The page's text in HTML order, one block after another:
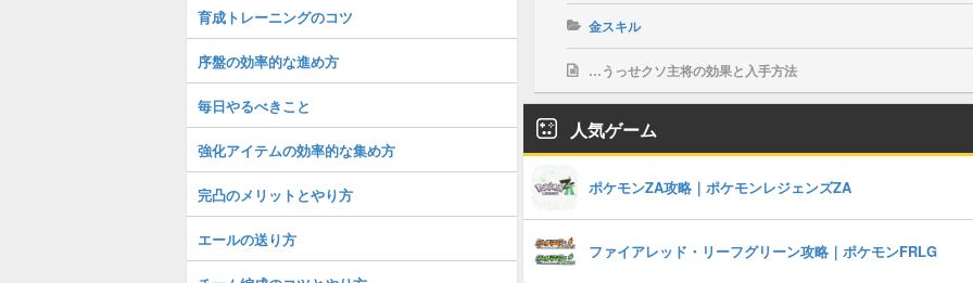
金スキル
…うっせクソ主将の効果と入手方法
人気ゲーム
ポケモンZA攻略｜ポケモンレジェンズZA
ファイアレッド・リーフグリーン攻略｜ポケモンFRLG
育成トレーニングのコツ
序盤の効率的な進め方
毎日やるべきこと
強化アイテムの効率的な集め方
完凸のメリットとやり方
エールの送り方